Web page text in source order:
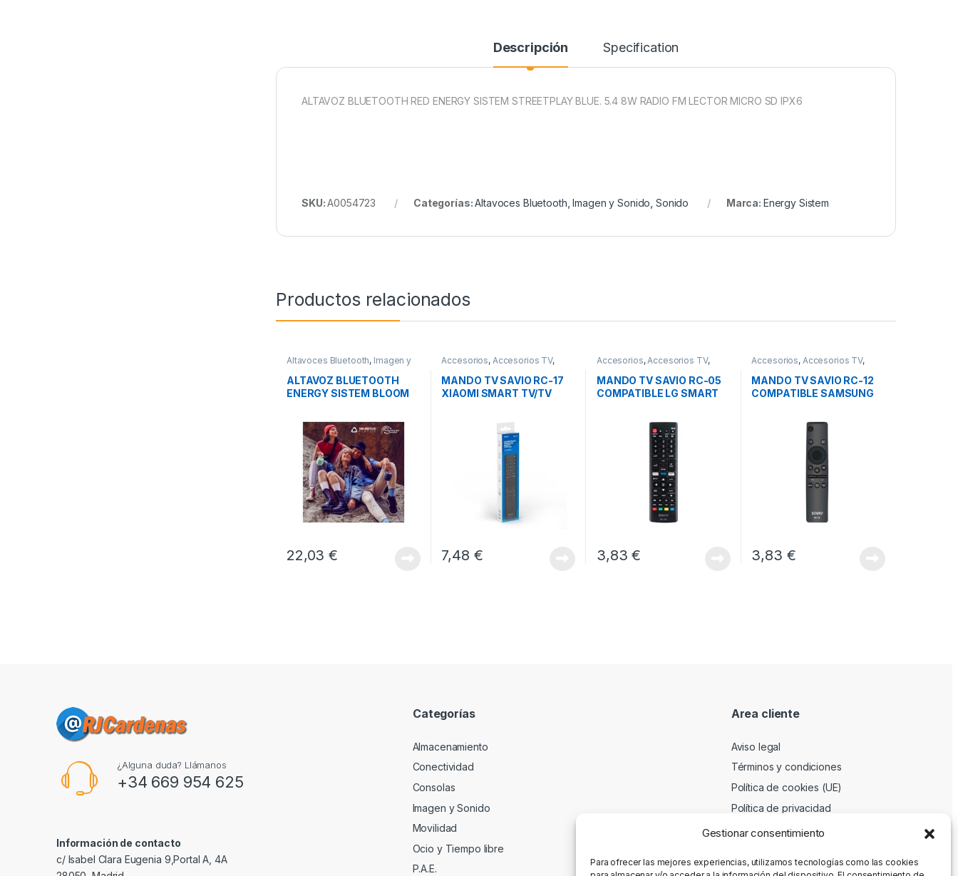
Gestionar consentimiento
Para ofrecer las mejores experiencias, utilizamos tecnologías como las cookies
Descripción Specification
ALTAVOZ BLUETOOTH RED ENERGY SISTEM STREETPLAY BLUE. 5.4 8W RADIO FM LECTOR MICRO SD IPX6
SKU:A0054723 Categorías:Altavoces Bluetooth ,Imagen y Sonido Sonido Marca: Energy Sistem
Productos relacionados
Altavoces Bluetooth, Imagen y
ALTAVOZ BLUETOOTH
ENERGY SISTEM BLOOM
22,03€
Accesorios, Accesorios TV,
MANDO TV SAVIO RC-17
XIAOMI SMART TV/TV
7,48 €
Accesorios,Accesorios TV,
MANDO TV SAVIO RC-05
COMPATIBLE LG SMART
3,83€
Accesorios, Accesorios TV,
MANDO TV SAVIO RC-12
COMPATIBLE SAMSUNG
3,83 €
¿Alguna duda? Llámanos
+34 669 954 625
Información de contacto
c/ Isabel Clara Eugenia 9,Portal A, 4A
Categorías
Almacenamiento
Conectividad
Consolas
Imagen y Sonido
Movilidad
Ocio y Tiempo libre
P.A.E.
Area cliente
Aviso legal
Términos y condiciones
Política de cookies (UE)
Política de privacidad